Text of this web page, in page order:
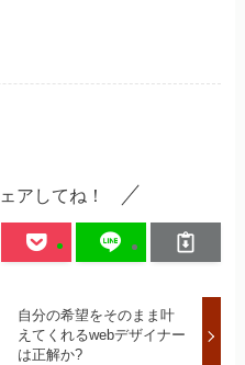
アしてね！
自分の希望をそのまま叶
えてくれるwebデザイナー
は正解か?